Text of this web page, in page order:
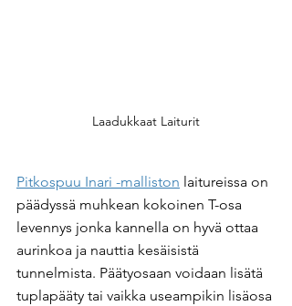
Laadukkaat Laiturit
Pitkospuu Inari -malliston laitureissa on
päädyssä muhkean kokoinen T-osa
levennys jonka kannella on hyvä ottaa
aurinkoa ja nauttia kesäisistä
tunnelmista. Päätyosaan voidaan lisätä
tuplapääty tai vaikka useampikin lisäosa